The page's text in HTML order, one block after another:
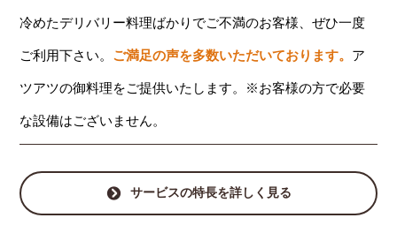
冷めたデリバリー料理ばかりでご不満のお客様、ぜひ一度
ご利用下さい。 ご満足の声を多数いただいております。 ア
ツアツの御料理をご提供いたします。※お客様の方で必要
な設備はございません。
サービスの特長を詳しく見る